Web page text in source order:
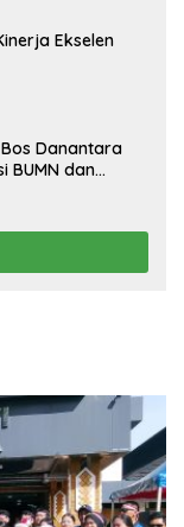
Ekselen
Danantara
BUMN dan